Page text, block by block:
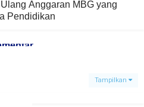
Anggaran MBG yang
Pendidikan
Tampilkan